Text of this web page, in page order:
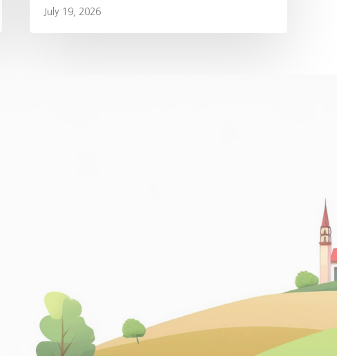
July 19, 2026